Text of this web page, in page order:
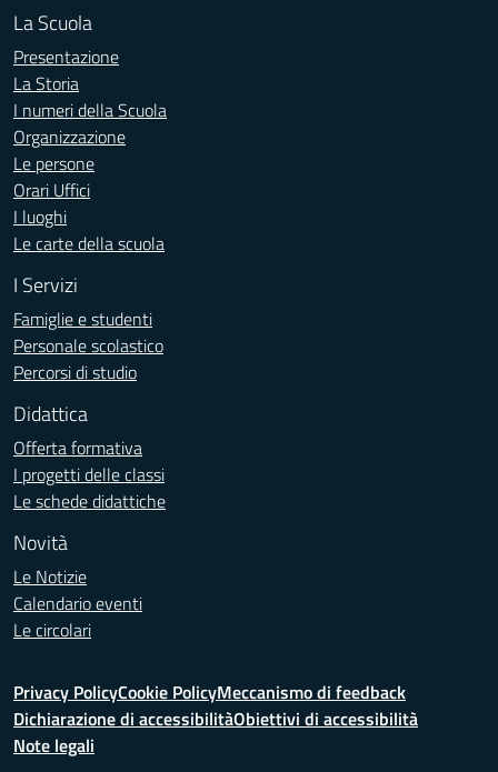
La Scuola
Presentazione
La Storia
I numeri della Scuola
Organizzazione
Le persone
Orari Uffici
I luoghi
Le carte della scuola
I Servizi
Famiglie e studenti
Personale scolastico
Percorsi di studio
Didattica
Offerta formativa
I progetti delle classi
Le schede didattiche
Novità
Le Notizie
Calendario eventi
Le circolari
Privacy PolicyCookie PolicyMeccanismo di feedback
Dichiarazione di accessibilitàObiettivi di accessibilità
Note legali